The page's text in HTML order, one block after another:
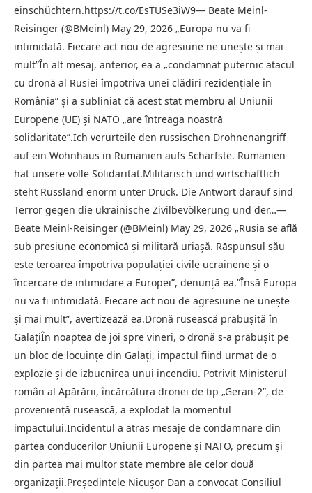
einschüchtern.https://t.co/EsTUSe3iW9— Beate Meinl-
Reisinger (@BMeinl) May 29, 2026 „Europa nu va fi
intimidată. Fiecare act nou de agresiune ne uneşte şi mai
mult”În alt mesaj, anterior, ea a „condamnat puternic atacul
cu dronă al Rusiei împotriva unei clădiri rezidenţiale în
România” şi a subliniat că acest stat membru al Uniunii
Europene (UE) şi NATO „are întreaga noastră
solidaritate”.Ich verurteile den russischen Drohnenangriff
auf ein Wohnhaus in Rumänien aufs Schärfste. Rumänien
hat unsere volle Solidarität.Militärisch und wirtschaftlich
steht Russland enorm unter Druck. Die Antwort darauf sind
Terror gegen die ukrainische Zivilbevölkerung und der…—
Beate Meinl-Reisinger (@BMeinl) May 29, 2026 „Rusia se află
sub presiune economică şi militară uriaşă. Răspunsul său
este teroarea împotriva populaţiei civile ucrainene şi o
încercare de intimidare a Europei”, denunţă ea.”Însă Europa
nu va fi intimidată. Fiecare act nou de agresiune ne uneşte
şi mai mult”, avertizează ea.Dronă rusească prăbușită în
GalațiÎn noaptea de joi spre vineri, o dronă s-a prăbuşit pe
un bloc de locuinţe din Galaţi, impactul fiind urmat de o
explozie şi de izbucnirea unui incendiu. Potrivit Ministerul
român al Apărării, încărcătura dronei de tip „Geran-2”, de
provenienţă rusească, a explodat la momentul
impactului.Incidentul a atras mesaje de condamnare din
partea conducerilor Uniunii Europene şi NATO, precum şi
din partea mai multor state membre ale celor două
organizaţii.Preşedintele Nicuşor Dan a convocat Consiliul